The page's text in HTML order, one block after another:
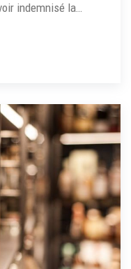
indemnisé la…